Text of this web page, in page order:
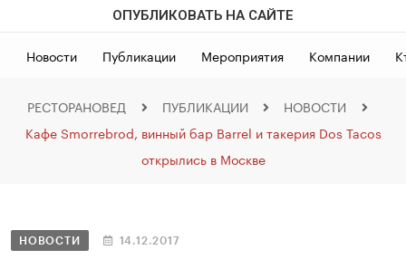
ОПУБЛИКОВАТЬ НА САЙТЕ
Новости Публикации Мероприятия Компании
РЕСТОРАНОВЕД ПУБЛИКАЦИИ
НОВОСТИ
Кафе Smorrebrod, винный бар Barrel и такерия Dos Tacos
открылись в Москве
НОВОСТИ 14.12.2017